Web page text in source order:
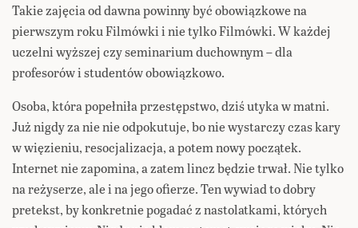
Takie zajęcia od dawna powinny być obowiązkowe na
pierwszym roku Filmówki i nie tylko Filmówki. W każdej
uczelni wyższej czy seminarium duchownym – dla
profesorów i studentów obowiązkowo.
Osoba, która popełniła przestępstwo, dziś utyka w matni.
Już nigdy za nie nie odpokutuje, bo nie wystarczy czas kary
w więzieniu, resocjalizacja, a potem nowy początek.
Internet nie zapomina, a zatem lincz będzie trwał. Nie tylko
na reżyserze, ale i na jego ofierze. Ten wywiad to dobry
pretekst, by konkretnie pogadać z nastolatkami, których